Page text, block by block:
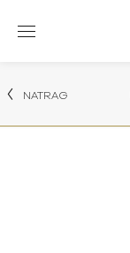
NATRAG